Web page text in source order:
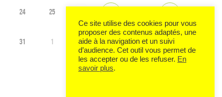
24 25
31 1 2 3 4 5
Ce site utilise des cookies pour vous
proposer des contenus adaptés, une
aide à la navigation et un suivi
d’audience. Cet outil vous permet de
les accepter ou de les refuser. En
savoir plus.